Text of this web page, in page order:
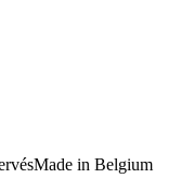
Made in Belgium